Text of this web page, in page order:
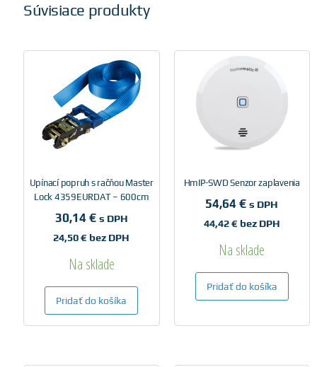
Súvisiace produkty
Upínací popruh s račňou Master
Lock 4359EURDAT – 600cm
30,14 € s DPH
24,50€ bez DPH
Na sklade
Pridať do košíka
HmIP-SWD Senzor zaplavenia
54,64€ s DPH
44,42€bez DPH
Na sklade
Pridať do košíka